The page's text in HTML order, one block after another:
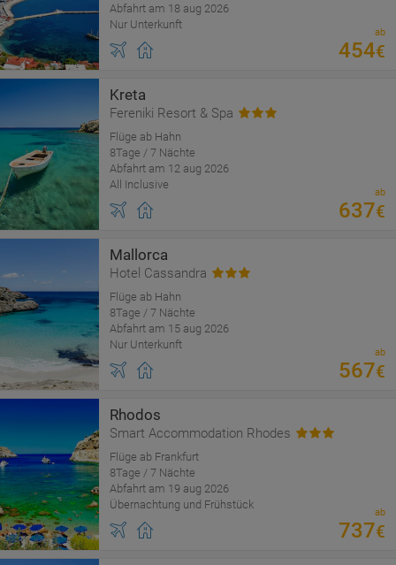
Abfahrt am 18 aug 2026
Nur Unterkunft
ab
454€
Kreta
Fereniki Resort & Spa
Flüge ab Hahn
8Tage / 7 Nächte
Abfahrt am 12 aug 2026
All Inclusive
ab
637€
Mallorca
Hotel Cassandra
Flüge ab Hahn
8Tage / 7 Nächte
Abfahrt am 15 aug 2026
Nur Unterkunft
ab
567€
Rhodos
Smart Accommodation Rhodes
Flüge ab Frankfurt
8Tage / 7 Nächte
Abfahrt am 19 aug 2026
Übernachtung und Frühstück
ab
737€